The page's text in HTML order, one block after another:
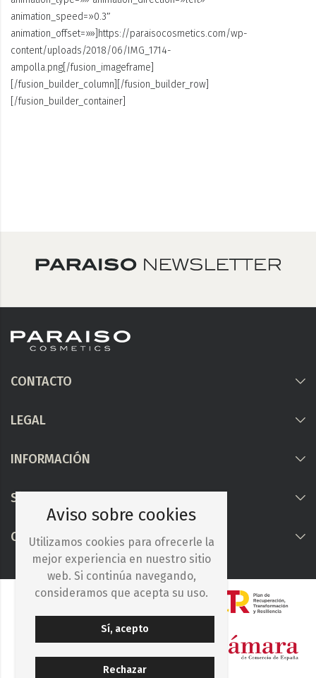
animation_speed=»0.3″
animation_offset=»»]https://paraisocosmetics.com/wp-
content/uploads/2018/06/IMG_1714-
ampolla.png[/fusion_imageframe]
[/fusion_builder_column][/fusion_builder_row]
[/fusion_builder_container]
CONTACTO
LEGAL
INFORMACIÓN
Síguenos
COLABORAMOS CON
Aviso sobre cookies
Utilizamos cookies para ofrecerle la
mejor experiencia en nuestro sitio
web. Si continúa navegando,
consideramos que acepta su uso.
Sí, acepto
Rechazar